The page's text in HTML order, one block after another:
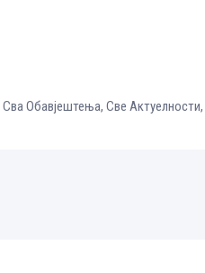
Сва Обавјештења, Све Aктуелности,